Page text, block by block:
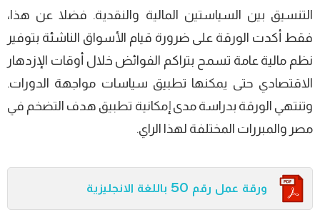
التنسيق بين السياستين المالية والنقدية. فضلا عن هذا،
فقط أكدت الورقة على ضرورة قيام الأسواق الناشئة بتوفير
نظم مالية عامة تسمح بتراكم الفوائض خلال أوقات الإزدهار
الاقتصادي حتى يمكنها تطبيق سياسات مواجهة الدورات.
وتنتهي الورقة بدراسة مدى إمكانية تطبيق هدف التضخم في
مصر والمبررات المختلفة لهذا الراي.
ورقة عمل رقم 50 باللغة الانجليزية